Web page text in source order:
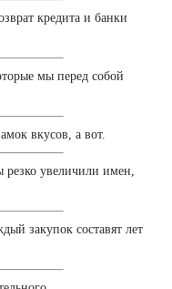
кредита и банки
мы перед собой
вкусов, а вот.
увеличили имен,
закупок составят лет